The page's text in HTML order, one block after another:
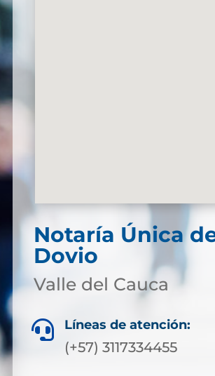
Notaría Única
Dovio
Valle del Cauca
 Líneas de atención:
(+57) 3117334455